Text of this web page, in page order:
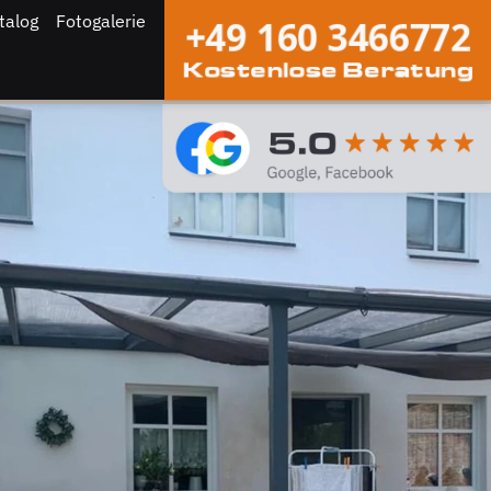
Fotogalerie +49 160 3466772
Kostenlose Beratung